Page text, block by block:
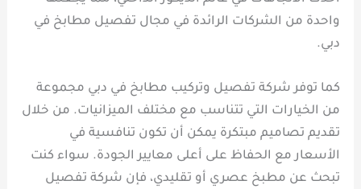
واحدة من الشركات الرائدة في مجال تفصيل مطابخ في
دبي.
كما توفر شركة تفصيل وتركيب مطابخ في دبي مجموعة
من الخيارات التي تتناسب مع مختلف الميزانيات. من خلال
تقديم تصاميم مبتكرة يمكن أن تكون تنافسية في
الأسعار مع الحفاظ على أعلى معايير الجودة. سواء كنت
تبحث عن مطبخ عصري أو تقليدي، فإن شركة تفصيل